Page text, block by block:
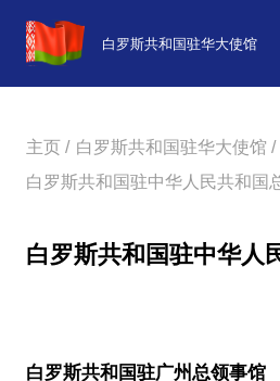
白罗斯共和国驻华大使馆
主页 / 白罗斯共和国驻华大使馆 /
白罗斯共和国驻中华人民共和国
白罗斯共和国驻中华人
白罗斯共和国驻广州总领事馆